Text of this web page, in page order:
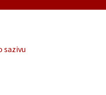
sazivu